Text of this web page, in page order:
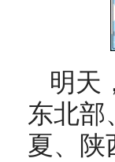
明天
东北部
夏、陕